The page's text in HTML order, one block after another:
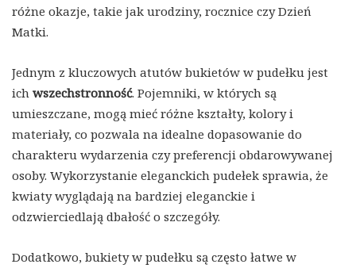
różne okazje, takie jak urodziny, rocznice czy Dzień
Matki.
Jednym z kluczowych atutów bukietów w pudełku jest
ich wszechstronność. Pojemniki, w których są
umieszczane, mogą mieć różne kształty, kolory i
materiały, co pozwala na idealne dopasowanie do
charakteru wydarzenia czy preferencji obdarowywanej
osoby. Wykorzystanie eleganckich pudełek sprawia, że
kwiaty wyglądają na bardziej eleganckie i
odzwierciedlają dbałość o szczegóły.
Dodatkowo, bukiety w pudełku są często łatwe w